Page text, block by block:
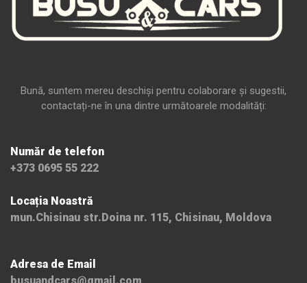
Bună, suntem mereu deschiși pentru colaborare și sugestii,
contactați-ne în una dintre următoarele modalități:
Număr de telefon
+373 0695 55 222
Locația Noastră
mun.Chisinau str.Doina nr. 115, Chisinau, Moldova
Adresa de Email